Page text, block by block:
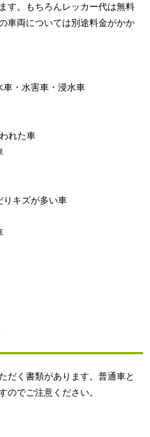
す。もちろんレッカー代は無料
車両については別途料金がかか
車・水害車・浸水車
れた車
りキズが多い車
だく書類があります。普通車と
のでご注意ください。